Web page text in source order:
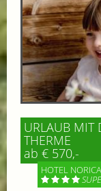
URLAUB MIT
THERME
ab € 570,-
HOTEL NORICA